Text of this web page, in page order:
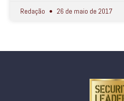
Redação 26 de maio de 2017